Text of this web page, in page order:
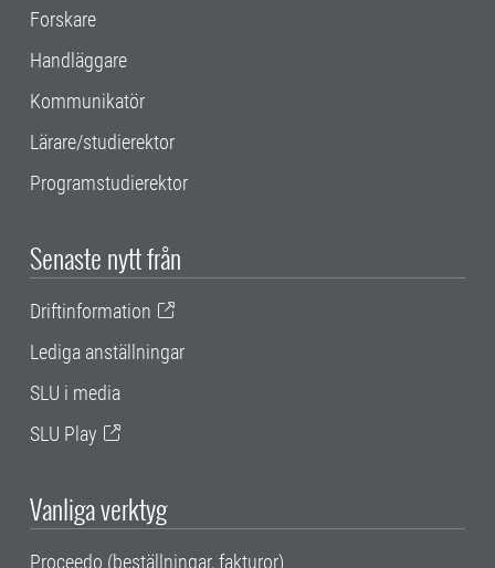
Forskare
Handläggare
Kommunikatör
Lärare/studierektor
Programstudierektor
Senaste nytt från
Driftinformation
Lediga anställningar
SLU i media
SLU Play
Vanliga verktyg
Proceedo (beställningar, fakturor)